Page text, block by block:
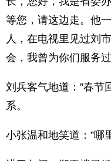
等您，请这边走。他
人，在电视里见过刘
会，我曾为你们服务过
刘兵客气地道：”春节
系。
小张温和地笑道：”哪